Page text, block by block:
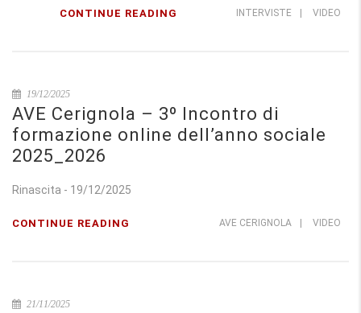
INTERVISTE VIDEO
CONTINUE READING
19/12/2025
AVE Cerignola – 3º Incontro di
formazione online dell’anno sociale
2025_2026
Rinascita - 19/12/2025
AVE CERIGNOLA VIDEO
CONTINUE READING
21/11/2025